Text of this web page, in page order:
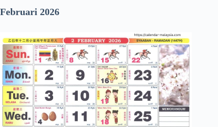
Februari 2026